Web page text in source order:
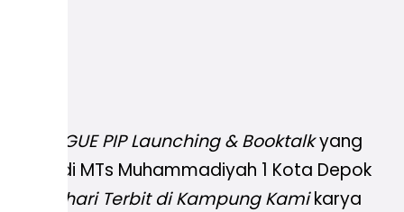
DIALOGUE PIP Launching & Booktalkyang
di MTs Muhammadiyah 1 Kota Depok
Matahari Terbit di Kampung Kamikarya